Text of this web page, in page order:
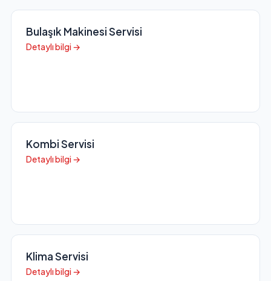
Bulaşık Makinesi Servisi
Detaylı bilgi →
Kombi Servisi
Detaylı bilgi →
Klima Servisi
Detaylı bilgi →